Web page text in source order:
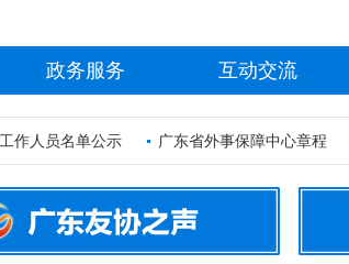
政务服务 互动交流
人员名单公示 广东省外事保障中心章程